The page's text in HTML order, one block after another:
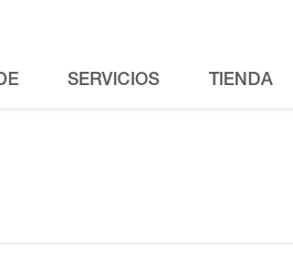
SERVICIOS TIENDA